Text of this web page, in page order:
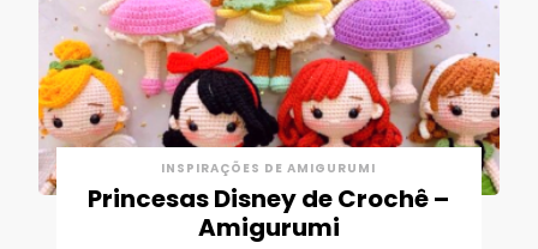
INSPIRAÇÕES DE AMIGURUMI
Princesas Disney de Crochê –
Amigurumi